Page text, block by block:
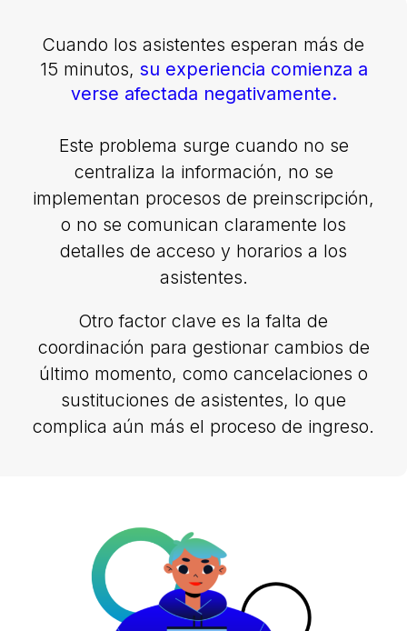
Cuando los asistentes esperan más de
15 minutos, su experiencia comienza a
verse afectada negativamente.
Este problema surge cuando no se
centraliza la información, no se
implementan procesos de preinscripción,
o no se comunican claramente los
detalles de acceso y horarios a los
asistentes.
Otro factor clave es la falta de
coordinación para gestionar cambios de
último momento, como cancelaciones o
sustituciones de asistentes, lo que
complica aún más el proceso de ingreso.